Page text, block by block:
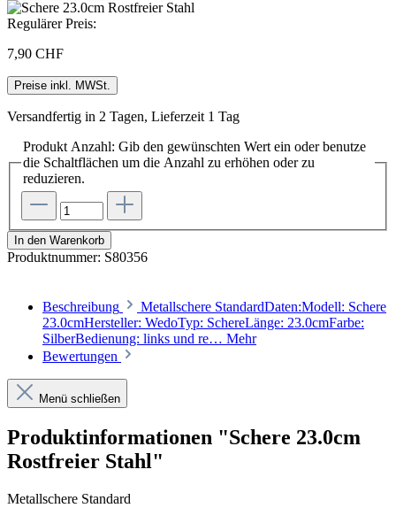
Regulärer Preis:
7,90 CHF
Preise inkl. MWSt.
Versandfertig in 2 Tagen, Lieferzeit 1 Tag
Produkt Anzahl: Gib den gewünschten Wert ein oder benutze
die Schaltflächen um die Anzahl zu erhöhen oder zu
reduzieren.
In den Warenkorb
Produktnummer: S80356
Beschreibung
Metallschere StandardDaten:Modell: Schere
23.0cmHersteller: WedoTyp: SchereLänge: 23.0cmFarbe:
SilberBedienung: links und re… Mehr
Bewertungen
Menü schließen
Produktinformationen "Schere 23.0cm
Rostfreier Stahl"
Metallschere Standard